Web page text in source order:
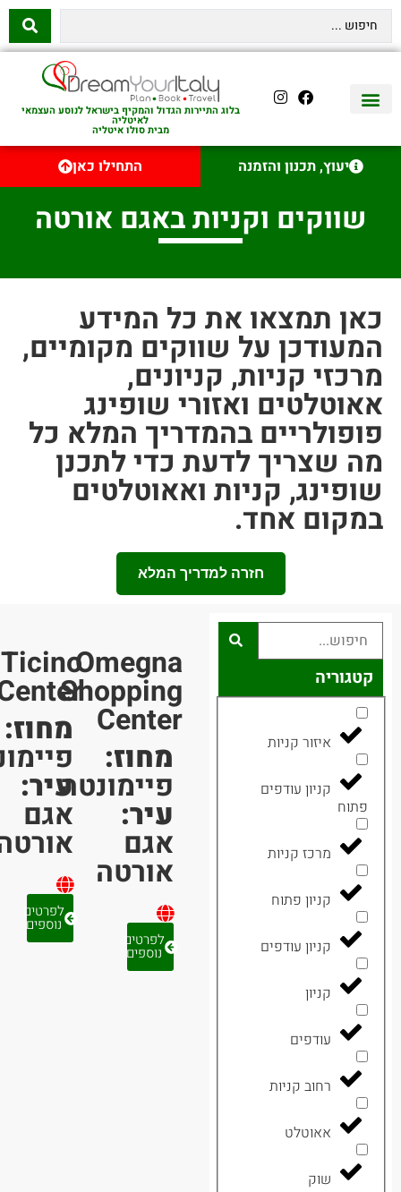
בלוג התיירות הגדול והמקיף בישראל לנוסע העצמאי
מבית סולו איטליה
יעוץ, תכנון והזמנה התחילו כאן
וקניות באגם אורטה
תמצאו את כל המידע
על שווקים מקומיים,
קניות, קניונים,
ואזורי שופינג
בהמדריך המלא כל
שצריך לדעת כדי לתכנן
קניות ואאוטלטים
אחד.
חזרה למדריך המלא
איזור קניות
קניון עודפים
מרכז קניות
קניון פתוח
קניון עודפים
קניון
עודפים
רחוב קניות
אאוטלט
שוק
Omegna
Shopping
Center
מחוז:
פיימונטה
עיר:
אגם
אורטה
לפרטים
נוספים
Ticino
Center
מחוז:
פיימונטה
עיר:
אגם
אורטה
לפרטים
נוספים